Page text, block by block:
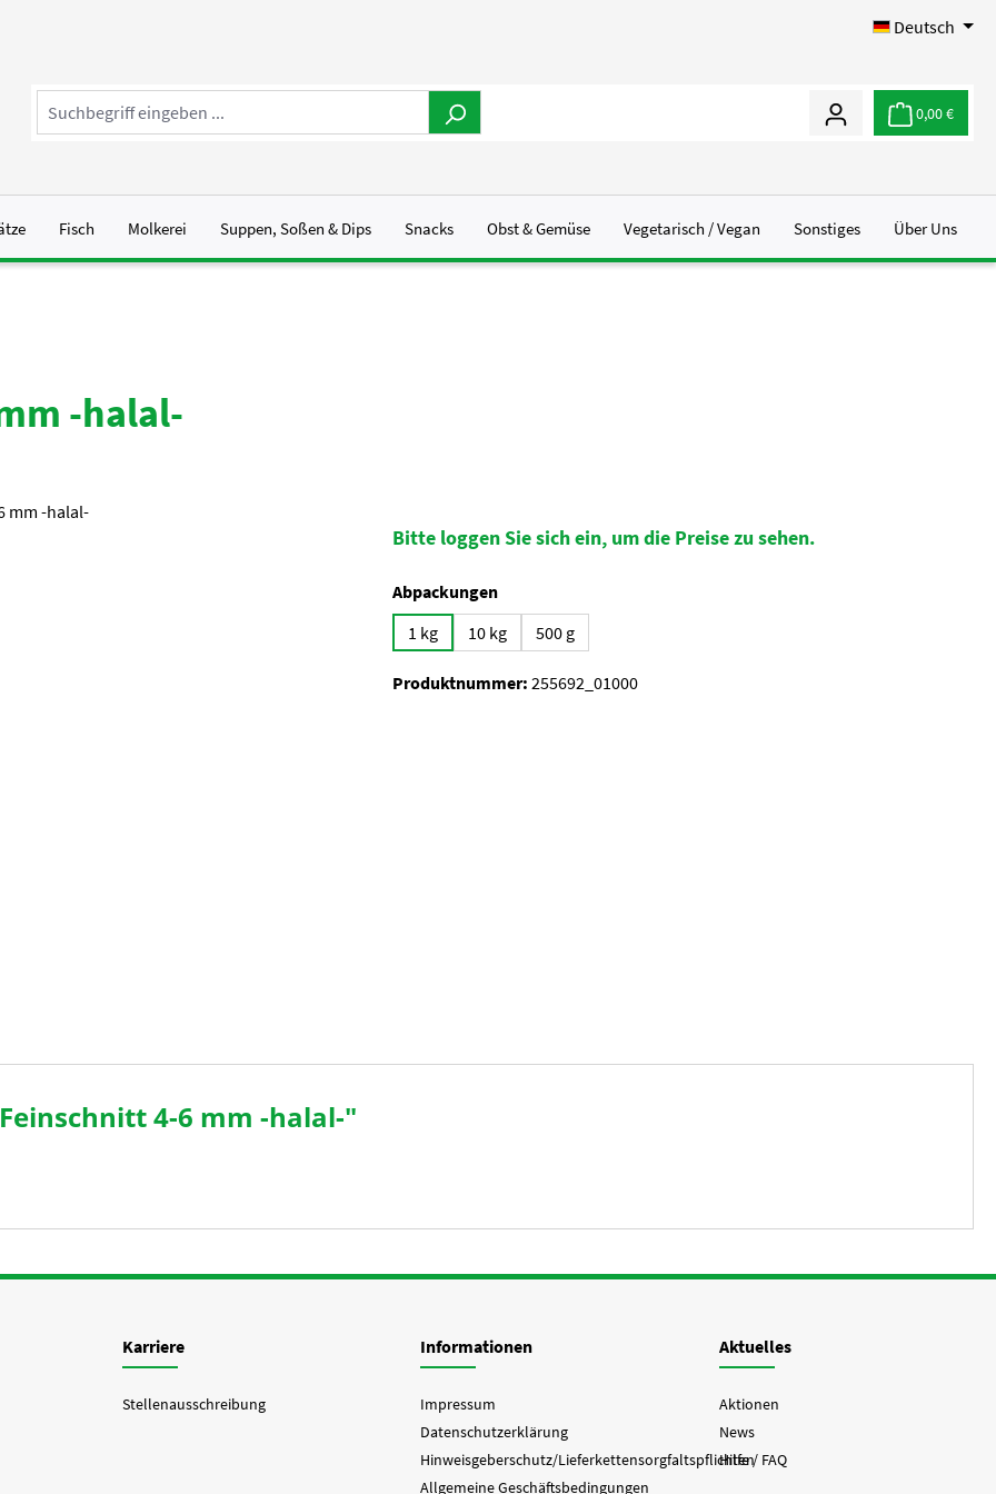
Deutsch
0,00 €
Fisch Molkerei Suppen, Soßen & Dips Snacks Obst & Gemüse Vegetarisch / Vegan Sonstiges Über Uns
-halal-
Bitte loggen Sie sich ein, um die Preise zu sehen.
Abpackungenauswählen
1 kg
10 kg 500 g
Produktnummer: 255692_01000
4-6 mm -halal-"
Karriere
Stellenausschreibung
Informationen
Impressum
Datenschutzerklärung
Hinweisgeberschutz/Lieferkettensorgfaltspflichten
Allgemeine Geschäftsbedingungen
Aktuelles
Aktionen
News
Hilfe / FAQ